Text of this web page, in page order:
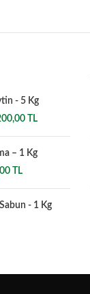
- 5 Kg
TL
1.200,00 TL.
– 1 Kg
TL
400,00 TL.
- 1 Kg